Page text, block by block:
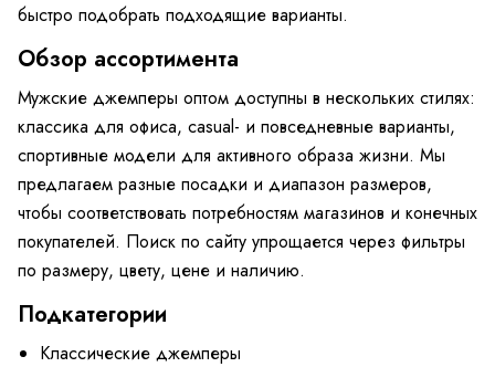
быстро подобрать подходящие варианты.
Обзор ассортимента
Мужские джемперы оптом доступны в нескольких стилях:
классика для офиса, casual- и повседневные варианты,
спортивные модели для активного образа жизни. Мы
предлагаем разные посадки и диапазон размеров,
чтобы соответствовать потребностям магазинов и конечных
покупателей. Поиск по сайту упрощается через фильтры
по размеру, цвету, цене и наличию.
Подкатегории
Классические джемперы